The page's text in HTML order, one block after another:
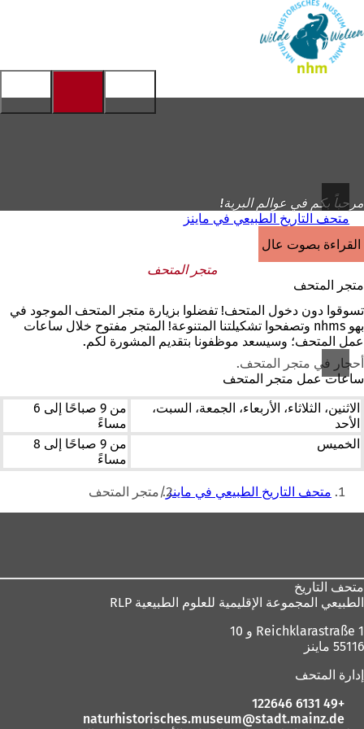
الانتقال إلى المحتوى
الصفحة
الرئيسية
مرحباً بكم في عوالم البرية!
متحف التاريخ الطبيعي في ماينز
القراءة بصوت عالٍ
متجر المتحف
متجر المتحف
تسوقوا دون دخول المتحف! تفضلوا بزيارة متجر المتحف الموجود في
بهو nhms وتصفحوا تشكيلتنا المتنوعة! المتجر مفتوح خلال ساعات
عمل المتحف؛ وسيسعد موظفونا بتقديم المشورة لكم.
أحجار في متجر المتحف.
ساعات عمل متجر المتحف
الاثنين، الثلاثاء، الأربعاء، الجمعة، السبت،
الأحد
من 9 صباحًا إلى 6
مساءً
الخميس
من 9 صباحًا إلى 8
مساءً
أنت متحف التاريخ الطبيعي في ماينز متجر المتحف
متحف التاريخ
الطبيعي المجموعة الإقليمية للعلوم الطبيعية RLP
Reichklarastraße 1 و 10
55116 ماينز
إدارة المتحف
+49 6131 122646
naturhistorisches.museum
stadt.mainz de